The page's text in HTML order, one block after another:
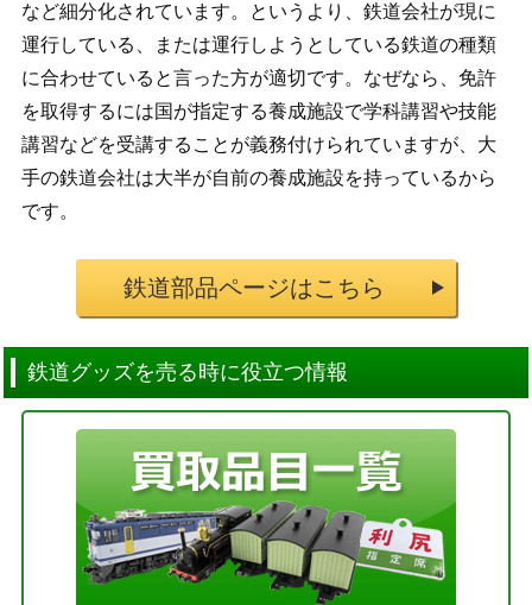
など細分化されています。というより、鉄道会社が現に
運行している、または運行しようとしている鉄道の種類
に合わせていると言った方が適切です。なぜなら、免許
を取得するには国が指定する養成施設で学科講習や技能
講習などを受講することが義務付けられていますが、大
手の鉄道会社は大半が自前の養成施設を持っているから
です。
鉄道部品ページはこちら
鉄道グッズを売る時に役立つ情報